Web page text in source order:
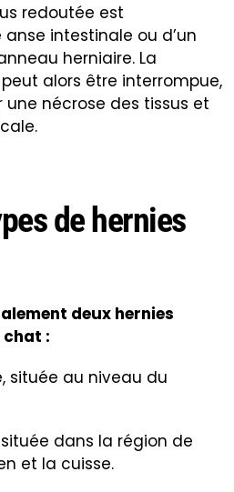
redoutée est
anse intestinale ou d’un
herniaire. La
alors être interrompue,
nécrose des tissus et
de hernies
deux hernies
chat :
située au niveau du
dans la région de
et la cuisse.